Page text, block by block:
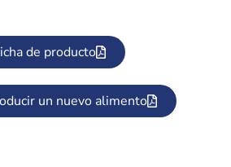
de producto
un nuevo alimento